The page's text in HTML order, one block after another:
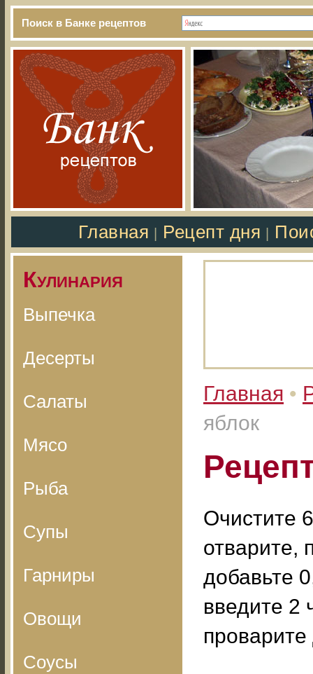
Поиск в Банке рецептов
Главная Рецепт дня
Кулинария
Выпечка
Десерты
Салаты
Мясо
Рыба
Супы
Гарниры
Овощи
Соусы
Главная •
яблок
Очистите
отварите,
добавьте
введите 2
проварите